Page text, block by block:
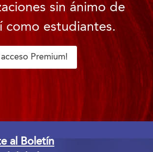
sin ánimo de
como estudiantes.
acceso Premium!
al Boletín